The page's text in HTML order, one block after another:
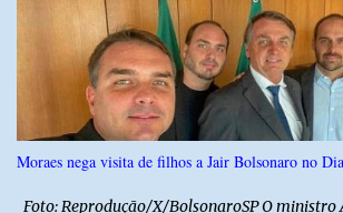
acabou colidindo frontalmente com um
empresa CLC. Com a violência do impacto, o
ainda no local. A ambulância do Hospital de
acionada para prestar socorro, porém, ao
constatou que a vítima já estava sem sinais
espalhadas pela rodovia, evidenciando a
Polícia Militar realizou o isolamento da área
Moraes nega visita de filhos a Jair Bolsonaro no
Foto: Reprodução/X/BolsonaroSP O ministro